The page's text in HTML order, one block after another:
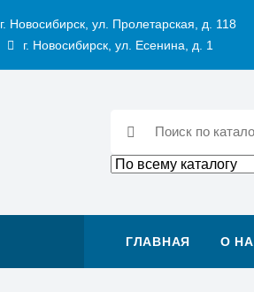
г. Новосибирск, ул. Пролетарская, д. 118
г. Новосибирск, ул. Есенина, д. 1
ГЛАВНАЯ О